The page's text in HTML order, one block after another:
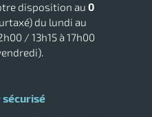
disposition au 0
du lundi au
/ 13h15 à 17h00